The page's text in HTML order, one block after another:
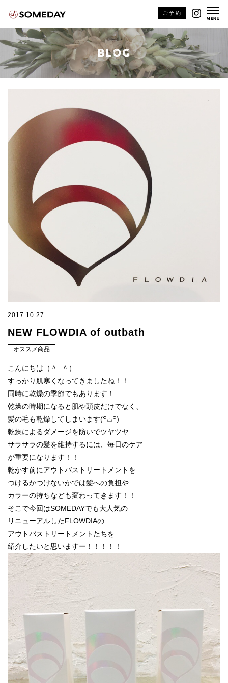
ご予約
BLOG
2017.10.27
NEW FLOWDIA of outbath
オススメ商品
こんにちは（＾_＾）
すっかり肌寒くなってきましたね！！
同時に乾燥の季節でもあります！
乾燥の時期になると肌や頭皮だけでなく、
髪の毛も乾燥してしまいます(꒪⌓꒪)
乾燥によるダメージを防いでツヤツヤ
サラサラの髪を維持するには、毎日のケア
が重要になります！！
乾かす前にアウトバストリートメントを
つけるかつけないかでは髪への負担や
カラーの持ちなども変わってきます！！
そこで今回はSOMEDAYでも大人気の
リニューアルしたFLOWDIAの
アウトバストリートメントたちを
紹介したいと思いますー！！！！！